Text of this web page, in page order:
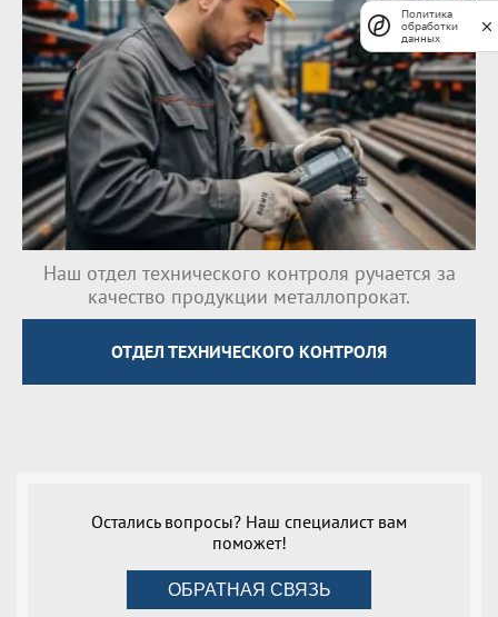
Наш отдел технического контроля ручается за
качество продукции металлопрокат.
ОТДЕЛ ТЕХНИЧЕСКОГО КОНТРОЛЯ
Остались вопросы? Наш специалист вам
поможет!
ОБРАТНАЯ СВЯЗЬ
Политика
обработки
данных